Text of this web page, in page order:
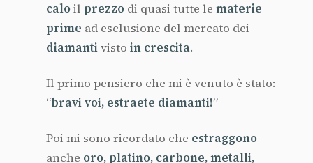
caloil prezzo di quasi tutte le materie
prime ad esclusione del mercato dei
diamantivisto in crescita.
Il primo pensiero che mi è venuto è stato:
“bravi voi, estraete diamanti!”
Poi mi sono ricordato che estraggono
anche oro, platino, carbone, metalli,